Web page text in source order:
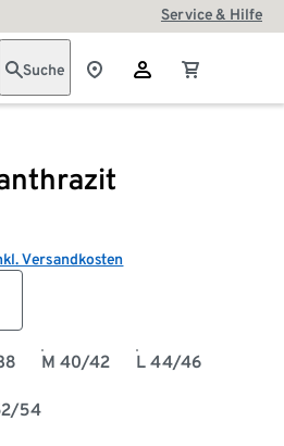
Service & Hilfe
Suche
Versandkosten
M 40/42 L 44/46
54